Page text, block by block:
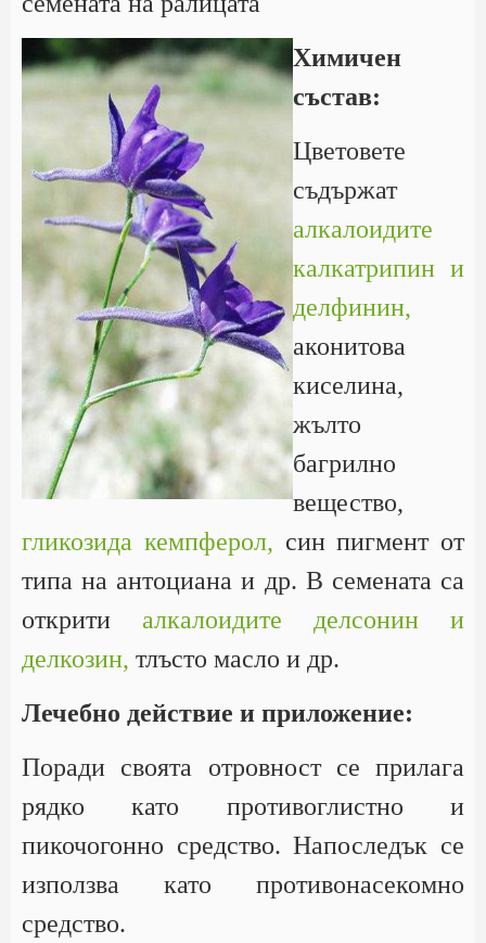
Химичен
състав:
Цветовете
съдържат
алкалоидите
калкатрипин и
делфинин,
аконитова
киселина,
жълто
багрилно
вещество,
гликозида кемпферол, син пигмент от
типа на антоциана и др. В семената са
открити алкалоидите делсонин и
делкозин, тлъсто масло и др.
Лечебно действие и приложение:
Поради своята отровност се прилага
рядко като противоглистно и
пикочогонно средство. Напоследък се
използва като противонасекомно
средство.